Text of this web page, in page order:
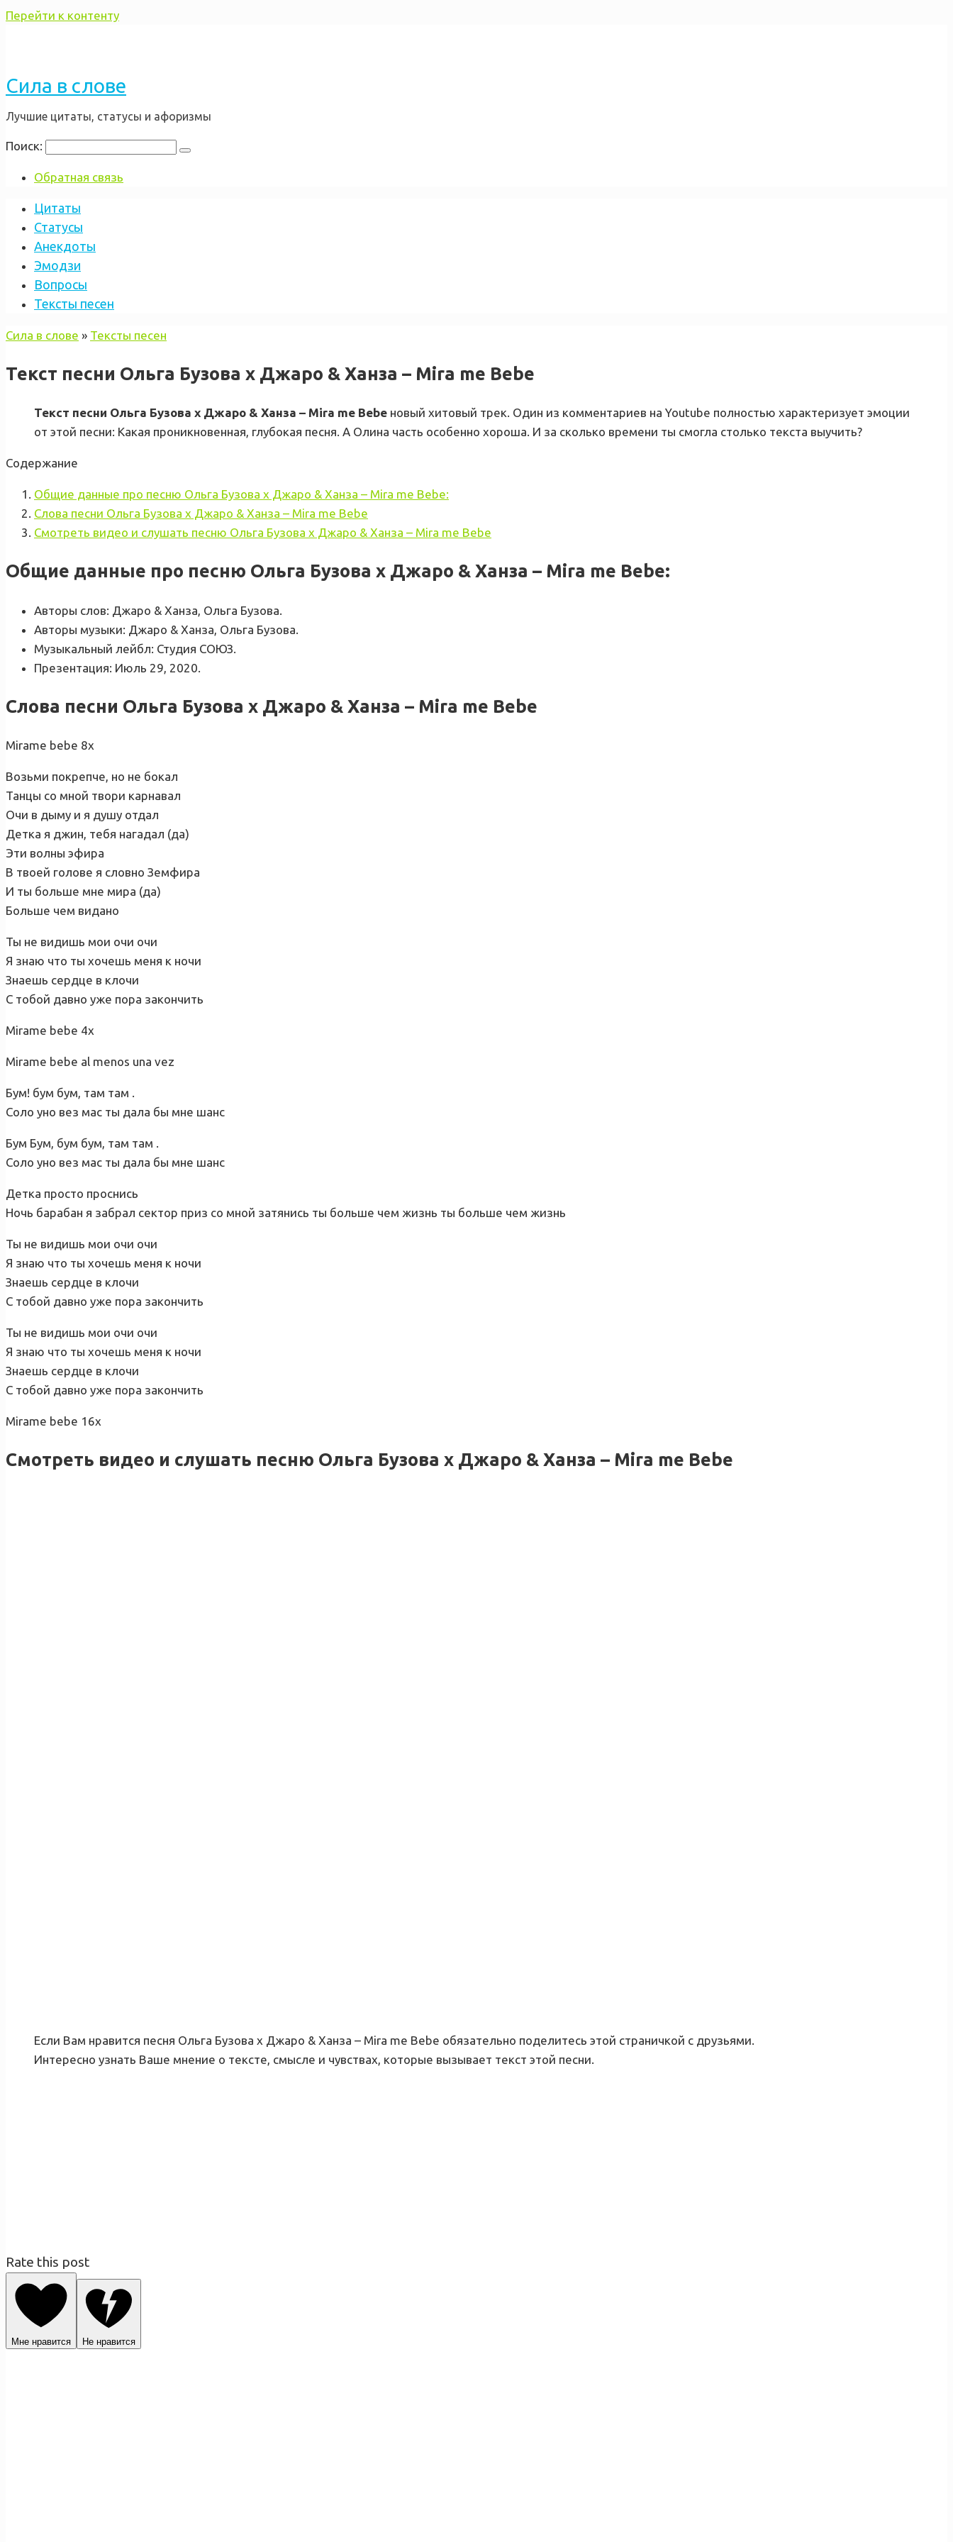
Перейти к контенту
Сила в слове
Лучшие цитаты, статусы и афоризмы
Поиск:
Обратная связь
Цитаты
Статусы
Анекдоты
Эмодзи
Вопросы
Тексты песен
Сила в слове » Тексты песен
Текст песни Ольга Бузова х Джаро & Ханза – Mira me Bebe
Текст песни Ольга Бузова х Джаро & Ханза – Mira me Bebe новый хитовый трек. Один из комментариев на Youtube полностью характеризует эмоции
от этой песни: Какая проникновенная, глубокая песня. А Олина часть особенно хороша. И за сколько времени ты смогла столько текста выучить?
Содержание
Общие данные про песню Ольга Бузова х Джаро & Ханза – Mira me Bebe:
Слова песни Ольга Бузова х Джаро & Ханза – Mira me Bebe
Смотреть видео и слушать песню Ольга Бузова х Джаро & Ханза – Mira me Bebe
Общие данные про песню Ольга Бузова х Джаро & Ханза – Mira me Bebe:
Авторы слов: Джаро & Ханза, Ольга Бузова.
Авторы музыки: Джаро & Ханза, Ольга Бузова.
Музыкальный лейбл: Студия СОЮЗ.
Презентация: Июль 29, 2020.
Слова песни Ольга Бузова х Джаро & Ханза – Mira me Bebe
Mirame bebe 8х
Возьми покрепче, но не бокал
Танцы со мной твори карнавал
Очи в дыму и я душу отдал
Детка я джин, тебя нагадал (да)
Эти волны эфира
В твоей голове я словно Земфира
И ты больше мне мира (да)
Больше чем видано
Ты не видишь мои очи очи
Я знаю что ты хочешь меня к ночи
Знаешь сердце в клочи
С тобой давно уже пора закончить
Mirame bebe 4х
Mirame bebe al menos una vez
Бум! бум бум, там там .
Соло уно вез мас ты дала бы мне шанс
Бум Бум, бум бум, там там .
Соло уно вез мас ты дала бы мне шанс
Детка просто проснись
Ночь барабан я забрал сектор приз со мной затянись ты больше чем жизнь ты больше чем жизнь
Ты не видишь мои очи очи
Я знаю что ты хочешь меня к ночи
Знаешь сердце в клочи
С тобой давно уже пора закончить
Ты не видишь мои очи очи
Я знаю что ты хочешь меня к ночи
Знаешь сердце в клочи
С тобой давно уже пора закончить
Mirame bebe 16x
Смотреть видео и слушать песню Ольга Бузова х Джаро & Ханза – Mira me Bebe
Если Вам нравится песня Ольга Бузова х Джаро & Ханза – Mira me Bebe обязательно поделитесь этой страничкой с друзьями.
Интересно узнать Ваше мнение о тексте, смысле и чувствах, которые вызывает текст этой песни.
Rate this post
Мне нравится Не нравится